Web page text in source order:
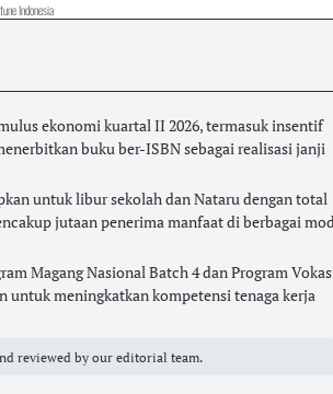
Indonesia
ekonomi kuartal II 2026, termasuk insentif
buku ber-ISBN sebagai realisasi janji
untuk libur sekolah dan Nataru dengan total
jutaan penerima manfaat di berbagai
Magang Nasional Batch 4 dan Program
untuk meningkatkan kompetensi tenaga kerja
reviewed by our editorial team.